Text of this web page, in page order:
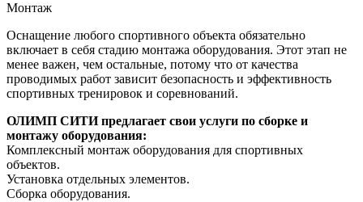
Монтаж
Оснащение любого спортивного объекта обязательно
включает в себя стадию монтажа оборудования. Этот этап не
менее важен, чем остальные, потому что от качества
проводимых работ зависит безопасность и эффективность
спортивных тренировок и соревнований.
ОЛИМП СИТИ предлагает свои услуги по сборке и
монтажу оборудования:
Комплексный монтаж оборудования для спортивных
объектов.
Установка отдельных элементов.
Сборка оборудования.